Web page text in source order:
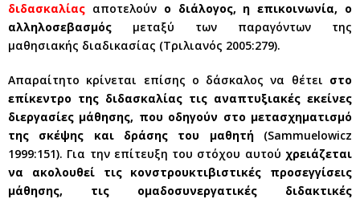
διδασκαλίας αποτελούν ο διάλογος, η επικοινωνία, ο
αλληλοσεβασμός μεταξύ των παραγόντων της
μαθησιακής διαδικασίας (Τριλιανός 2005:279).
Απαραίτητο κρίνεται επίσης ο δάσκαλος να θέτει στο
επίκεντρο της διδασκαλίας τις αναπτυξιακές εκείνες
διεργασίες μάθησης, που οδηγούν στο μετασχηματισμό
της σκέψης και δράσης του μαθητή(Sammuelowicz
1999:151). Για την επίτευξη του στόχου αυτού χρειάζεται
να ακολουθεί τις κονστρουκτιβιστικές προσεγγίσεις
μάθησης, τις ομαδοσυνεργατικές διδακτικές